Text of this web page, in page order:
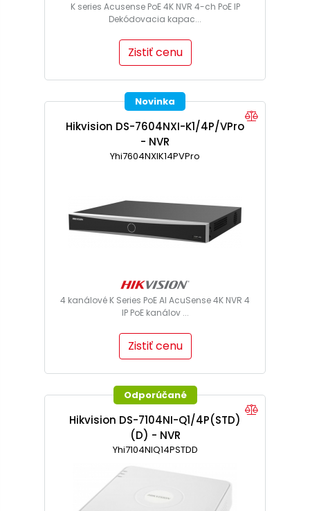
K series Acusense PoE 4K NVR 4-ch PoE IP
Dekódovacia kapac...
Zistiť cenu
Novinka
Hikvision DS-7604NXI-K1/4P/VPro
- NVR
Yhi7604NXIK14PVPro
4 kanálové K Series PoE AI AcuSense 4K NVR 4
IP PoE kanálov ...
Zistiť cenu
Odporúčané
Hikvision DS-7104NI-Q1/4P(STD)
(D) - NVR
Yhi7104NIQ14PSTDD